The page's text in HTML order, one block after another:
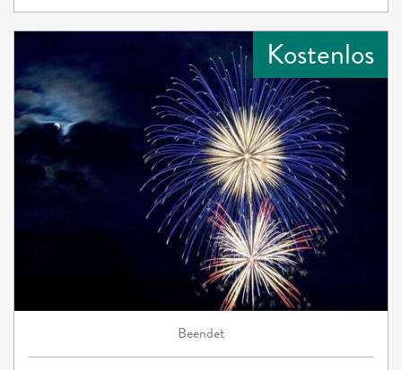
Kostenlos
Beendet